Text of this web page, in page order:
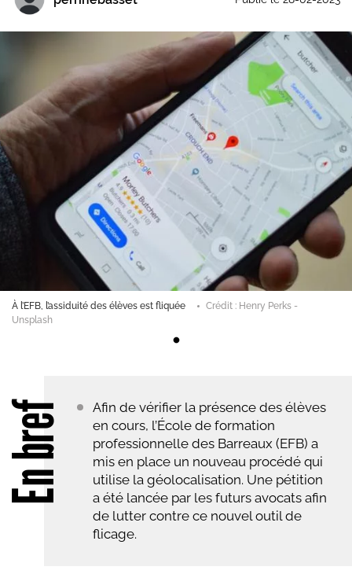
bref
Afin de vérifier la présence des élèves
en cours, l’École de formation
professionnelle des Barreaux (EFB) a
mis en place un nouveau procédé qui
utilise la géolocalisation. Une pétition
a été lancée par les futurs avocats afin
de lutter contre ce nouvel outil de
flicage.
À l’EFB, l’assiduité des élèves est fliquée
Crédit : Henry Perks -
Unsplash